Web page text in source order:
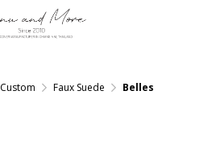
Custom Faux Suede Belles